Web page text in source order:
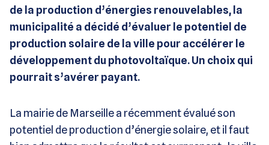
de la production d’énergies renouvelables, la
municipalité a décidé d’évaluer le potentiel de
production solaire de la ville pour accélérer le
développement du photovoltaïque. Un choix qui
pourrait s’avérer payant.
La mairie de Marseille a récemment évalué son
potentiel de production d’énergie solaire, et il faut